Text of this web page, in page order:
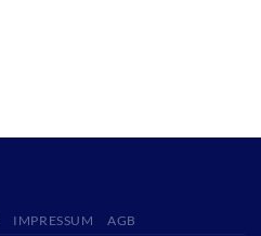
IMPRESSUM AGB